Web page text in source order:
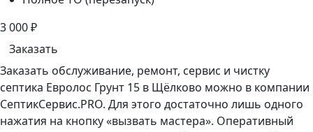
3 000₽
Заказать
Заказать обслуживание, ремонт, сервис и чистку
септика Евролос Грунт 15 в Щёлково можно в компании
СептикСервис.PRO. Для этого достаточно лишь одного
нажатия на кнопку «вызвать мастера». Оперативный